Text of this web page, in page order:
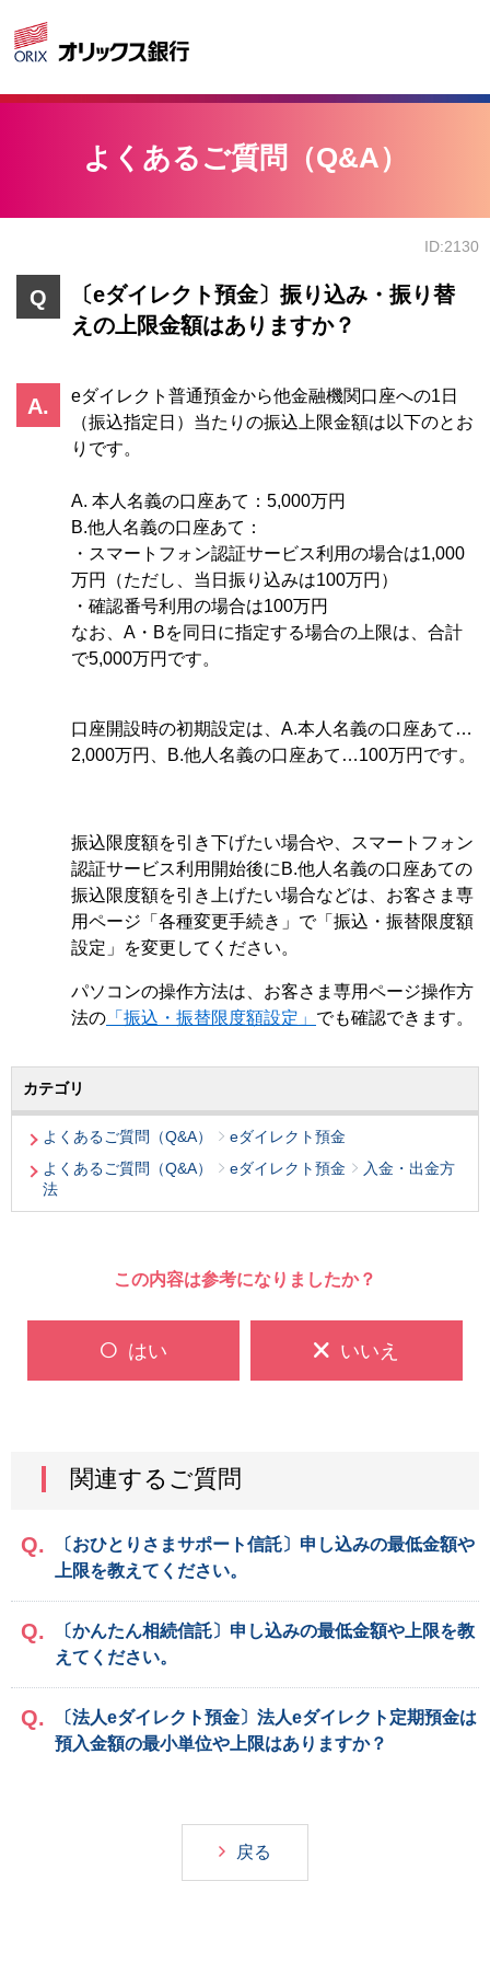
よくあるご質問（Q&A）
ID:2130
〔eダイレクト預金〕振り込み・振り替
えの上限金額はありますか？
eダイレクト普通預金から他金融機関口座への1日
（振込指定日）当たりの振込上限金額は以下のとお
りです。
A. 本人名義の口座あて：5,000万円
B.他人名義の口座あて：
・スマートフォン認証サービス利用の場合は1,000
万円（ただし、当日振り込みは100万円）
・確認番号利用の場合は100万円
なお、A・Bを同日に指定する場合の上限は、合計
で5,000万円です。
口座開設時の初期設定は、A.本人名義の口座あて…
2,000万円、B.他人名義の口座あて…100万円です。
振込限度額を引き下げたい場合や、スマートフォン
認証サービス利用開始後にB.他人名義の口座あての
振込限度額を引き上げたい場合などは、お客さま専
用ページ「各種変更手続き」で「振込・振替限度額
設定」を変更してください。
パソコンの操作方法は、お客さま専用ページ操作方
法の 「振込・振替限度額設定」 でも確認できます。
カテゴリ
よくあるご質問（Q&A）
eダイレクト預金
よくあるご質問（Q&A）
eダイレクト預金
入金・出金方
法
この内容は参考になりましたか？
はい いいえ
関連するご質問
〔おひとりさまサポート信託〕申し込みの最低金額や
上限を教えてください。
〔かんたん相続信託〕申し込みの最低金額や上限を教
えてください。
〔法人eダイレクト預金〕法人eダイレクト定期預金は
預入金額の最小単位や上限はありますか？
戻る